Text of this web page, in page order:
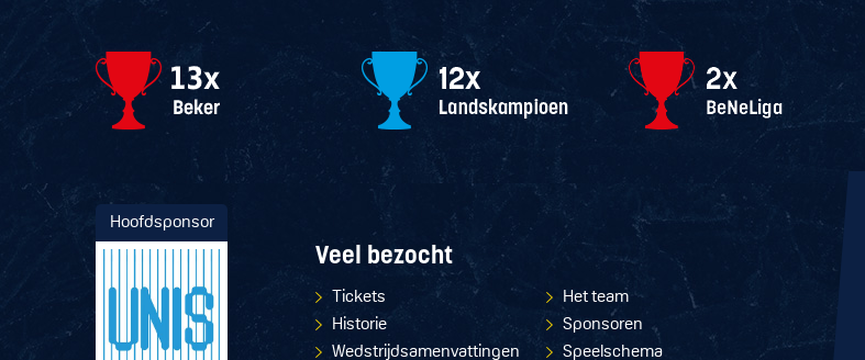
Hoofdsponsor
Veel bezocht
Tickets
Het team
Historie
Sponsoren
Wedstrijdsamenvattingen
Speelschema